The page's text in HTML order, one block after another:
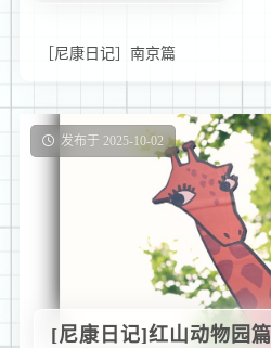
［尼康日记］南京篇
发布于 2025-10-02
[尼康日记]红山动物园篇